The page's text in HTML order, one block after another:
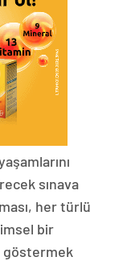
sınava
her türlü
bir
göstermek